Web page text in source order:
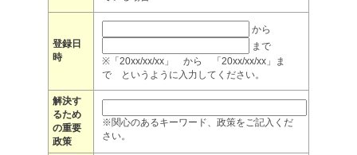
登録日
時
から
まで
※「20xx/xx/xx」 から 「20xx/xx/xx」ま
で というように入力してください。
解決す
るため
の重要
政策
※関心のあるキーワード、政策をご記入くだ
さい。